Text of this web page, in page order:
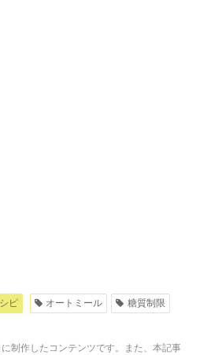
ピ オートミール 糖質制限
制作したコンテンツです。また、本記事